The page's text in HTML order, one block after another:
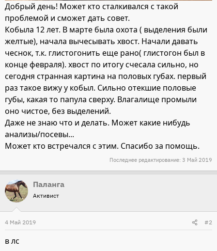
Добрый день! Может кто сталкивался с такой
проблемой и сможет дать совет.
Кобыла 12 лет. В марте была охота ( выделения были
желтые), начала вычесывать хвост. Начали давать
чеснок, т.к. глистогонить еще рано( глистогон был в
конце февраля). хвост по итогу счесала сильно, но
сегодня странная картина на половых губах. первый
раз такое вижу у кобыл. Сильно отекшие половые
губы, какая то папула сверху. Влагалище промыли
оно чистое, без выделений.
Даже не знаю что и делать. Может какие нибудь
анализы/посевы...
Может кто встречался с этим. Спасибо за помощь.
Последнее редактирование: 3 Май 2019
Паланга
Активист
4 Май 2019 #2
в лс